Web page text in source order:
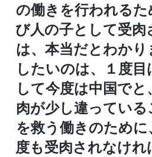
の働きを行われる
び人の子として受
は、本当だとわかり
したいのは、１度
して今度は中国で
肉が少し違ってい
を救う働きのために
度も受肉されなけ